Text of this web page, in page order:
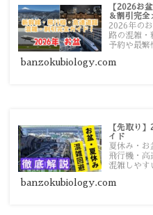
【2026お
＆割引完
2026年の
路の混雑・
予約や最繁
い移動方法
banzokubiology.com
【先取り
イド
夏休み・お
飛行機・高
混雑しやす
banzokubiology.com